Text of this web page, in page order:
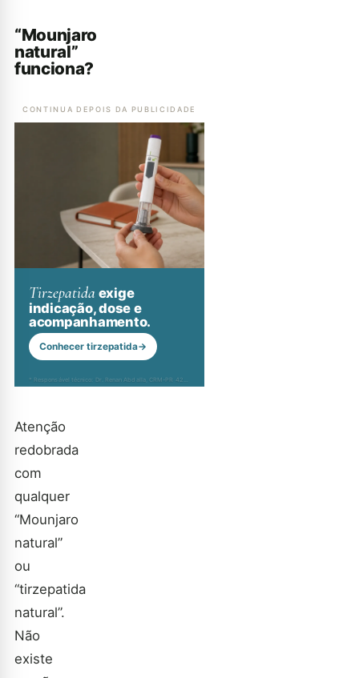
“Mounjaro
natural”
funciona?
CONTINUA DEPOIS DA PUBLICIDADE
Tirzepatida exige
indicação, dose e
acompanhamento.
Conhecer tirzepatida→
Atenção
redobrada
com
qualquer
“Mounjaro
natural”
ou
“tirzepatida
natural”.
Não
existe